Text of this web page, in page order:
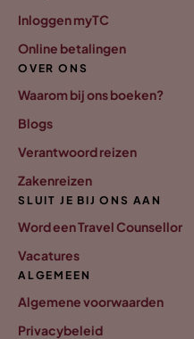
Inloggen myTC
Online betalingen
OVER ONS
Waarom bij ons boeken?
Blogs
Verantwoord reizen
Zakenreizen
SLUIT JE BIJ ONS AAN
Word een Travel Counsellor
Vacatures
ALGEMEEN
Algemene voorwaarden
Privacybeleid